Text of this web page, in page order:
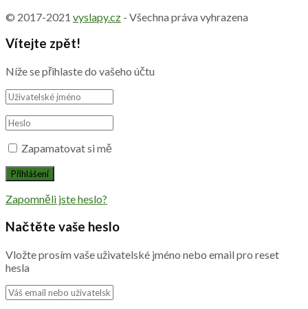
© 2017-2021 vyslapy.cz - Všechna práva vyhrazena
Vítejte zpět!
Níže se přihlaste do vašeho účtu
Zapamatovat si mě
Zapomněli jste heslo?
Načtěte vaše heslo
Vložte prosím vaše uživatelské jméno nebo email pro reset
hesla